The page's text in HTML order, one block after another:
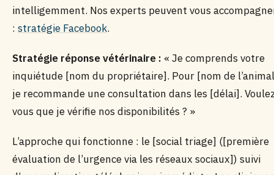
intelligemment. Nos experts peuvent vous
: stratégie Facebook.
Stratégie réponse vétérinaire : « Je comprends votre
inquiétude [nom du propriétaire]. Pour [nom de
je recommande une consultation dans les [délai].
vous que je vérifie nos disponibilités ? »
L’approche qui fonctionne : le [social triage] ([première
évaluation de l’urgence via les réseaux sociaux]) suivi